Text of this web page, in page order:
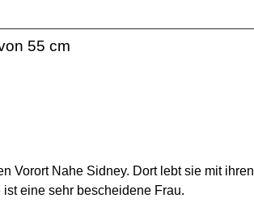
55 cm
Vorort Nahe Sidney. Dort lebt sie mit ihren
eine sehr bescheidene Frau.